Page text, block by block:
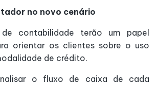
no novo cenário
contabilidade terão um papel
orientar os clientes sobre o uso
de crédito.
o fluxo de caixa de cada